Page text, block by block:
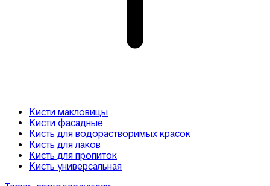
Кисти макловицы
Кисти фасадные
Кисть для водорастворимых красок
Кисть для лаков
Кисть для пропиток
Кисть универсальная